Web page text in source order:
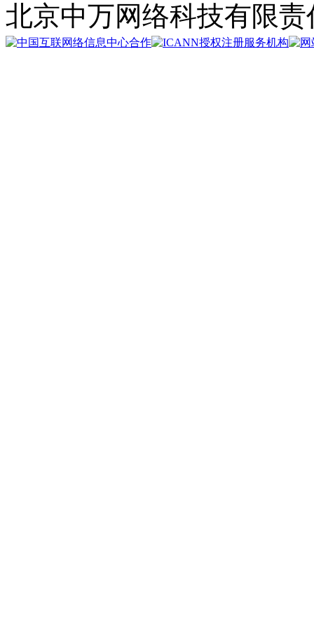
北京中万网络科技有限